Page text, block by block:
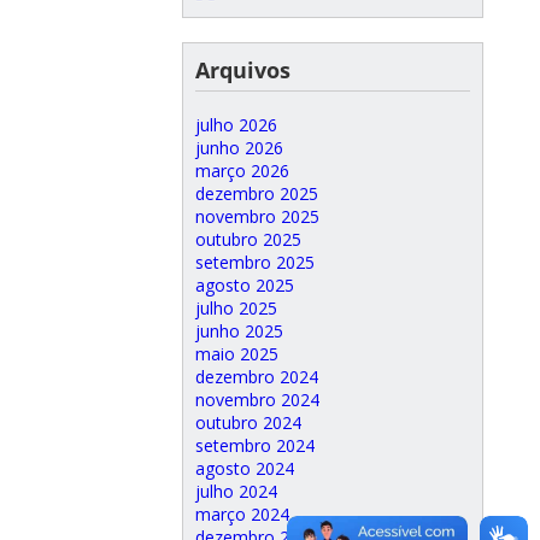
Arquivos
julho 2026
junho 2026
março 2026
dezembro 2025
novembro 2025
outubro 2025
setembro 2025
agosto 2025
julho 2025
junho 2025
maio 2025
dezembro 2024
novembro 2024
outubro 2024
setembro 2024
agosto 2024
julho 2024
março 2024